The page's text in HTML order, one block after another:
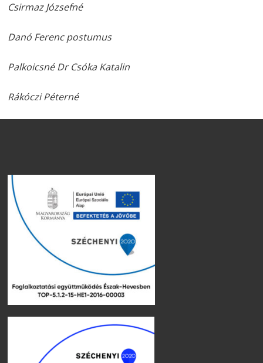
Csirmaz Józsefné
Danó Ferenc postumus
Palkoicsné Dr Csóka Katalin
Rákóczi Péterné